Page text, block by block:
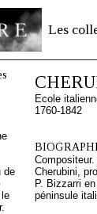
Les
de
Ecole
1760-1842
Cherubini,
P. Bizzarri
péninsule